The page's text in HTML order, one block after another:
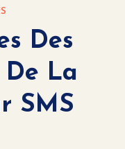
Des
La
SMS